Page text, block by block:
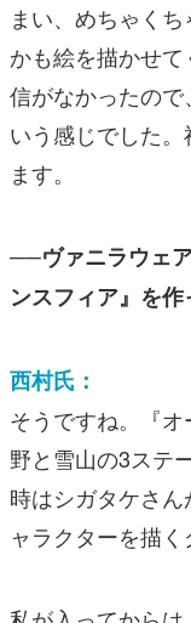
まい、めちゃく
かも絵を描かせ
信がなかったの
いう感じでした
ます。
──ヴァニラウェ
ンスフィア』を作
西村氏：
そうですね。『
野と雪山の3ステ
時はシガタケさ
ャラクターを描く